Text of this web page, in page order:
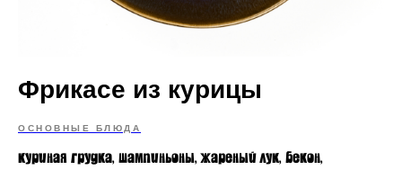
Фрикасе из курицы
ОСНОВНЫЕ БЛЮДА
куриная грудка, шампиньоны, жареный лук, бекон,